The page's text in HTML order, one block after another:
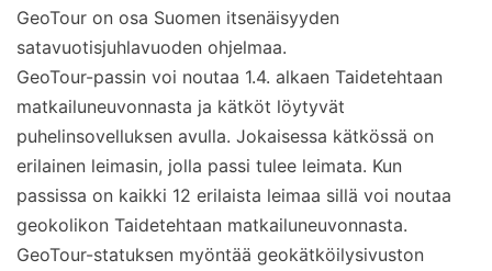
GeoTour on osa Suomen itsenäisyyden
satavuotisjuhlavuoden ohjelmaa.
GeoTour-passin voi noutaa 1.4. alkaen Taidetehtaan
matkailuneuvonnasta ja kätköt löytyvät
puhelinsovelluksen avulla. Jokaisessa kätkössä on
erilainen leimasin, jolla passi tulee leimata. Kun
passissa on kaikki 12 erilaista leimaa sillä voi noutaa
geokolikon Taidetehtaan matkailuneuvonnasta.
GeoTour-statuksen myöntää geokätköilysivuston